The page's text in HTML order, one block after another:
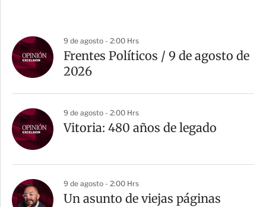
9 de agosto - 2:00 Hrs
Frentes Políticos / 9 de agosto de
2026
9 de agosto - 2:00 Hrs
Vitoria: 480 años de legado
9 de agosto - 2:00 Hrs
Un asunto de viejas páginas